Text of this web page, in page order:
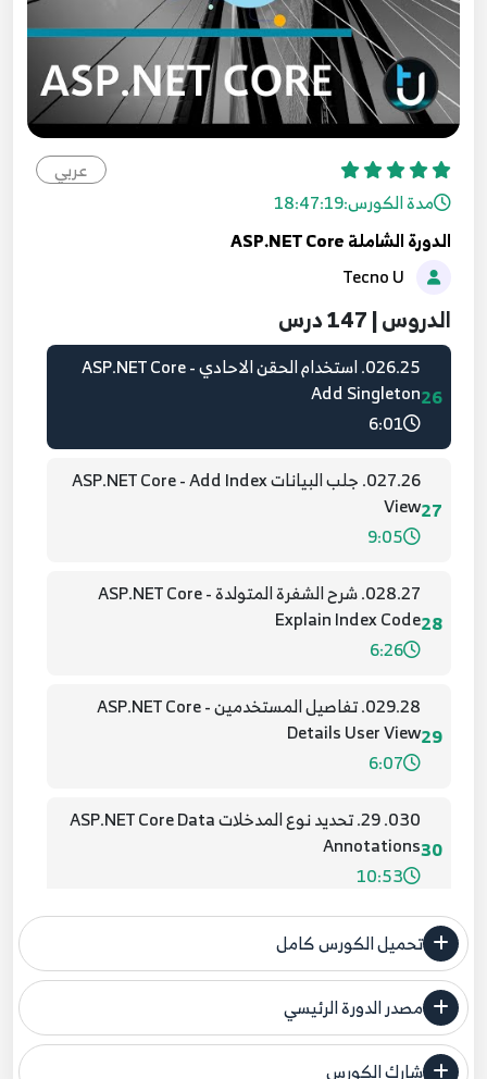
عربي
مدة الكورس:18:47:19
الدورة الشاملة ASP.NET Core
الدروس | 147 درس
23
023.22. جلب البيانات والبحث ASP.NET Core -
GetData and Search Methods
7:32
24
024.23. عمليات الاضافة والحذف والتعديل ASP.NET
Core - Add, Edit , Delete, Find
6:28
25
- Add User Controller
5:17
26
026.25. استخدام الحقن الاحادي ASP.NET Core -
Add Singleton
6:01
27
027.26. جلب البيانات ASP.NET Core - Add Index
View
9:05
28
028.27. شرح الشفرة المتولدة ASP.NET Core -
Explain Index Code
6:26
29
029.28. تفاصيل المستخدمين ASP.NET Core -
Details User View
6:07
30
030. 29. تحديد نوع المدخلات ASP.NET Core Data
Annotations
10:53
31
031.30. ASP.NET Core - Data Annotations Max
and Min value
3:02
032.31. انشاء واجة المستخدمين ASP.NET Core -
Create User
تحميل الكورس كامل
مصدر الدورة الرئيسي
فنحن لا ندعي ملكية أي دورة ولهذا نضع المصدر الأصلي لكم
شارك الكورس